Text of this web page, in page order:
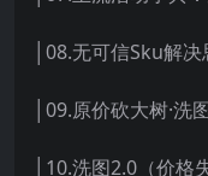
│08.无可信Sku解
│09.原价砍大树·洗
│10.洗图2.0（价格